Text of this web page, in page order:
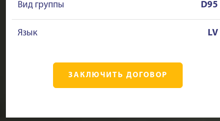
Вид группы D95
Язык LV
ЗАКЛЮЧИТЬ ДОГОВОР